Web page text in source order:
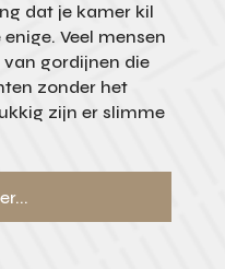
dat je kamer kil
Veel mensen
gordijnen die
zonder het
zijn er slimme